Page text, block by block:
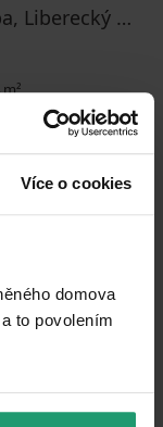
Více o cookies
domova
to povolením
Brněnská, Česká Lípa - Česká Lípa, Liberecký Region